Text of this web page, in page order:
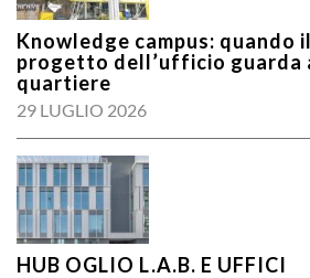
Knowledge campus: quando il
progetto dell’ufficio guarda
quartiere
29 LUGLIO 2026
HUB OGLIO L.A.B. E UFFICI